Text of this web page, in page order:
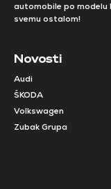
automobile po modelu
svemu ostalom!
Novosti
Audi
ŠKODA
Volkswagen
Zubak Grupa